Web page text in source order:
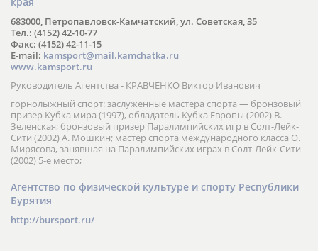
683000, Петропавловск-Камчатский, ул. Советская, 35
Тел.: (4152) 42-10-77
Факс: (4152) 42-11-15
E-mail: kamsport@mail.kamchatka.ru
www.kamsport.ru
Руководитель Агентства - КРАВЧЕНКО Виктор Иванович
горнолыжный спорт: заслуженные мастера спорта — бронзовый
призер Кубка мира (1997), обладатель Кубка Европы (2002) В.
Зеленская; бронзовый призер Паралимпийских игр в Солт-Лейк-
Сити (2002) А. Мошкин; мастер спорта международного класса О.
Мирясова, занявшая на Паралимпийских играх в Солт-Лейк-Сити
(2002) 5-е место;
Агентство по физической культуре и спорту Республики
Бурятия
http://bursport.ru/